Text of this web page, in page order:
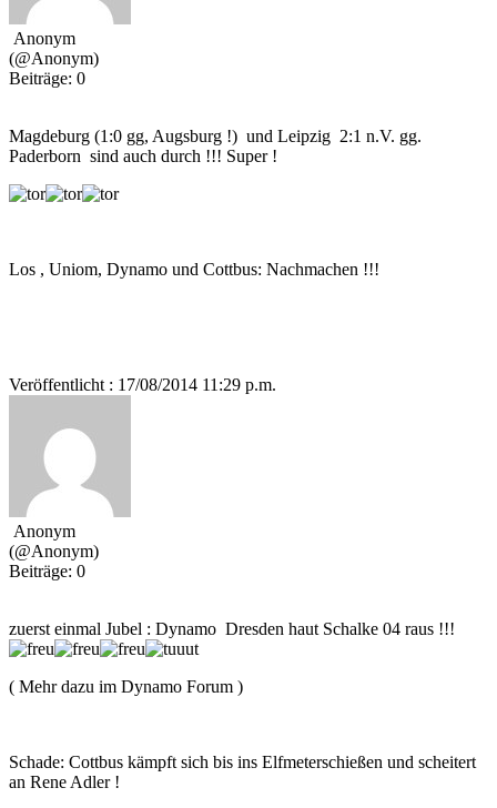
Anonym
(@Anonym)
Beiträge: 0
Magdeburg (1:0 gg, Augsburg !) und Leipzig 2:1 n.V. gg.
Paderborn sind auch durch !!! Super !
Los , Uniom, Dynamo und Cottbus: Nachmachen !!!
Veröffentlicht : 17/08/2014 11:29 p.m.
Anonym
(@Anonym)
Beiträge: 0
zuerst einmal Jubel : Dynamo Dresden haut Schalke 04 raus !!!
( Mehr dazu im Dynamo Forum )
Schade: Cottbus kämpft sich bis ins Elfmeterschießen und scheitert
an Rene Adler !